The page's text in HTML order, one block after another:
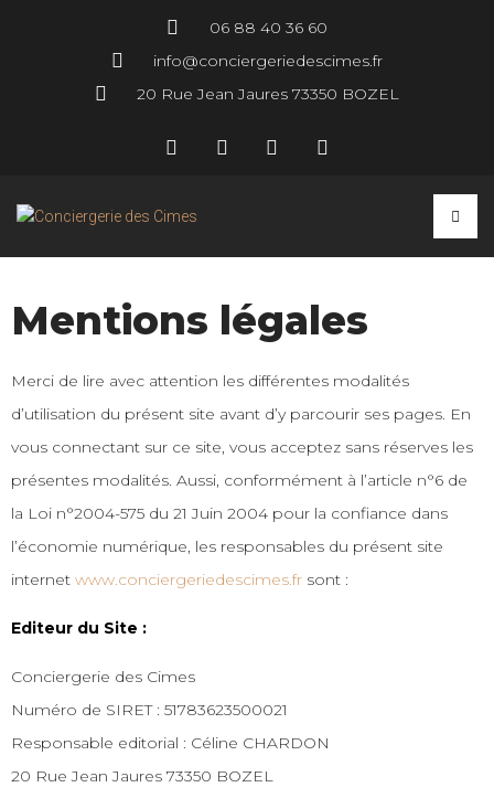
06 88 40 36 60
info@conciergeriedescimes.fr
20 Rue Jean Jaures 73350 BOZEL
Mentions légales
Merci de lire avec attention les différentes modalités
d’utilisation du présent site avant d’y parcourir ses pages. En
vous connectant sur ce site, vous acceptez sans réserves les
présentes modalités. Aussi, conformément à l’article n°6 de
la Loi n°2004-575 du 21 Juin 2004 pour la confiance dans
l’économie numérique, les responsables du présent site
internet www.conciergeriedescimes.fr sont :
Editeur du Site :
Conciergerie des Cimes
Numéro de SIRET : 51783623500021
Responsable editorial : Céline CHARDON
20 Rue Jean Jaures 73350 BOZEL